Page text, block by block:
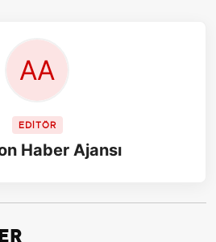
EDİTÖR
Haber Ajansı